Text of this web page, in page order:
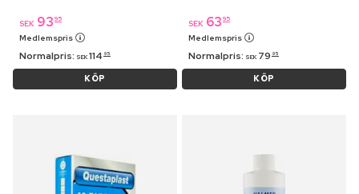
SEK 93 95
Medlemspris
Normalpris: SEK 114 95
KÖP
SEK 63 95
Medlemspris
Normalpris: SEK 79 95
KÖP